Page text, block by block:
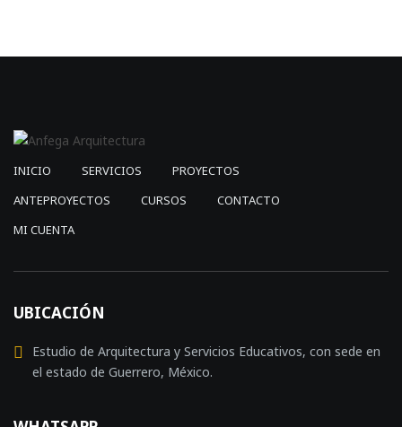
INICIO SERVICIOS
PROYECTOS
ANTEPROYECTOS
CURSOS
CONTACTO
MI CUENTA
UBICACIÓN
Estudio de Arquitectura y Servicios Educativos, con sede en
el estado de Guerrero, México.